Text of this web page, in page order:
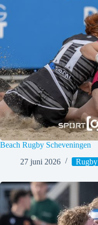
Beach Rugby Scheveningen
27 juni 2026
Rugby